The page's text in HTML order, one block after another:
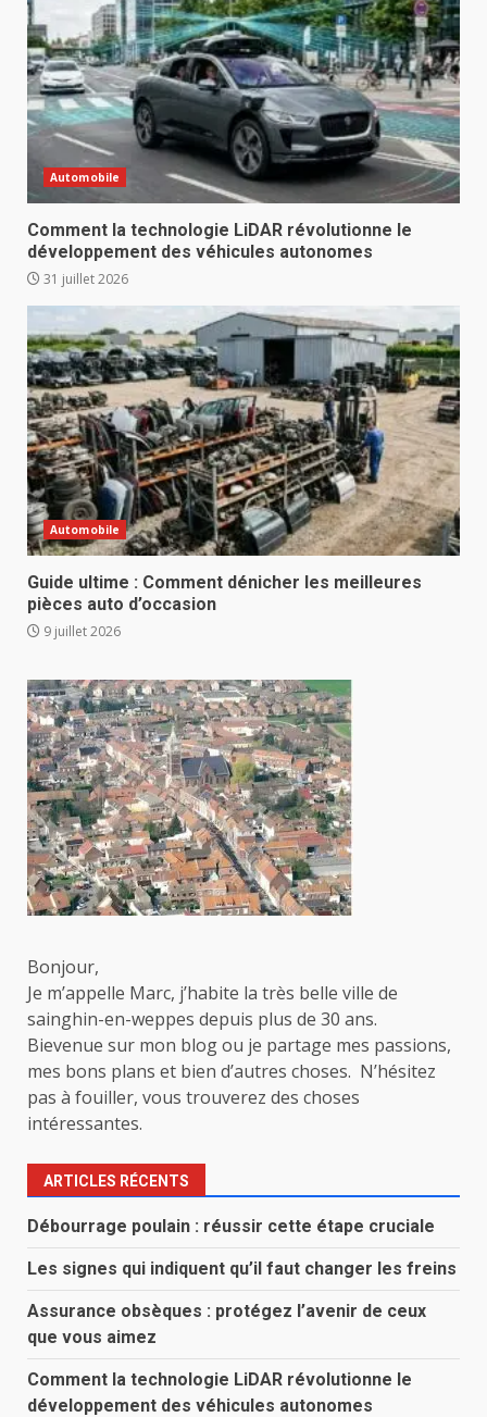
Automobile
Comment la technologie LiDAR révolutionne le
développement des véhicules autonomes
31 juillet 2026
Automobile
Guide ultime : Comment dénicher les meilleures
pièces auto d’occasion
9 juillet 2026
Bonjour,
Je m’appelle Marc, j’habite la très belle ville de
sainghin-en-weppes depuis plus de 30 ans.
Bievenue sur mon blog ou je partage mes passions,
mes bons plans et bien d’autres choses. N’hésitez
pas à fouiller, vous trouverez des choses
intéressantes.
ARTICLES RÉCENTS
Débourrage poulain : réussir cette étape cruciale
Les signes qui indiquent qu’il faut changer les freins
Assurance obsèques : protégez l’avenir de ceux
que vous aimez
Comment la technologie LiDAR révolutionne le
développement des véhicules autonomes